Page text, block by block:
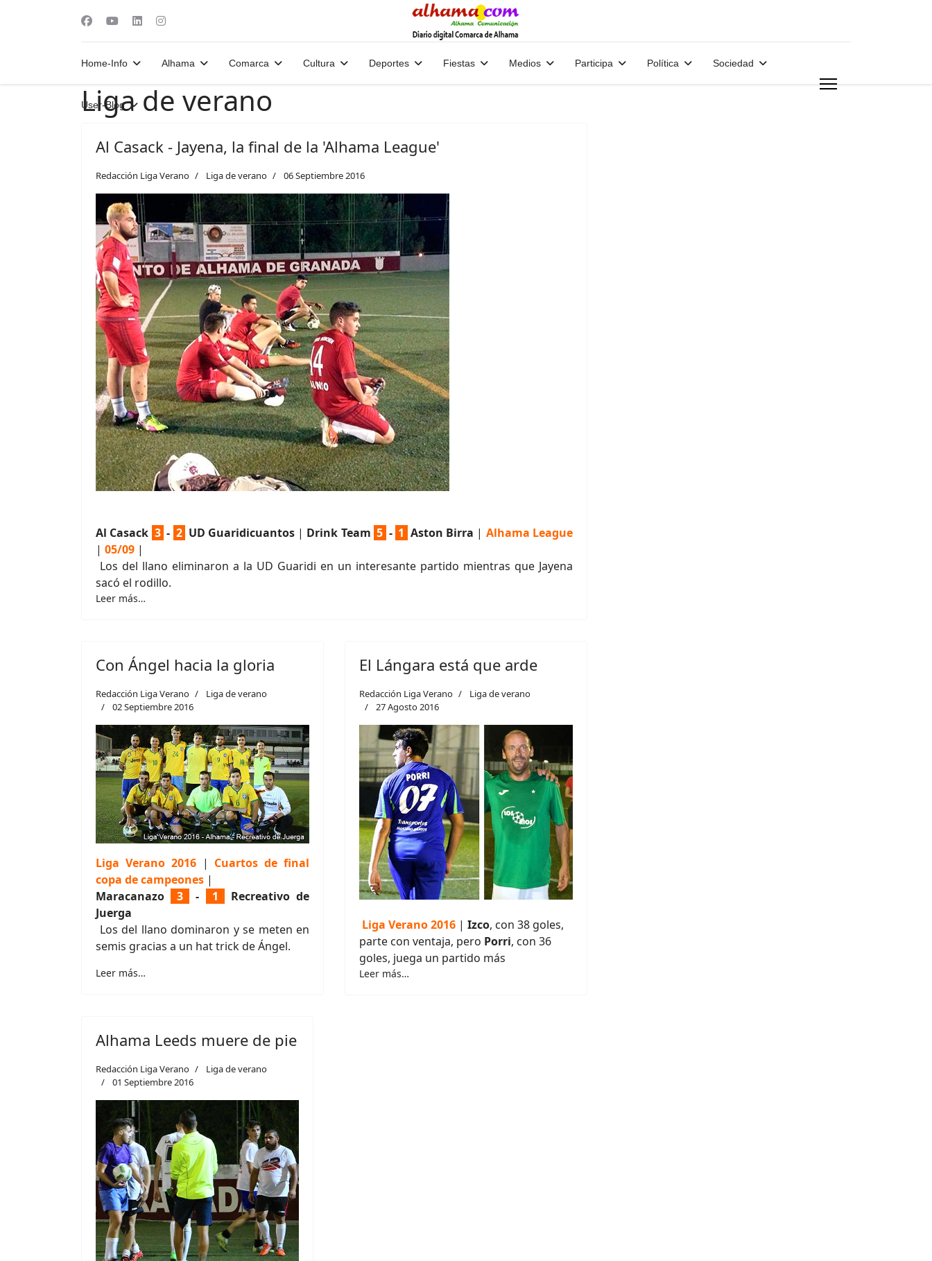
Home-Info Alhama Comarca Cultura Deportes Fiestas Medios Participa Política Sociedad
User-Blog
Liga de verano
Al Casack - Jayena, la final de la 'Alhama League'
Redacción Liga Verano Liga de verano 06 Septiembre 2016
Al Casack 3 - 2 UD Guaridicuantos| Drink Team 5 - 1 Aston Birra | Alhama League
| 05/09 |
Los del llano eliminaron a la UD Guaridi en un interesante partido mientras que Jayena
sacó el rodillo.
Leer más…
Con Ángel hacia la gloria
Redacción Liga Verano
Liga de verano
02 Septiembre 2016
Liga Verano 2016| Cuartos de final
copa de campeones |
Maracanazo
3 - 1
Recreativo de
Juerga
Los del llano dominaron y se meten en
semis gracias a un hat trick de Ángel.
Leer más…
El Lángara está que arde
Redacción Liga Verano
Liga de verano
27 Agosto 2016
Liga Verano 2016 | Izco, con 38 goles,
parte con ventaja, pero Porri, con 36
goles, juega un partido más
Leer más…
Alhama Leeds muere de pie
Redacción Liga Verano
Liga de verano
01 Septiembre 2016